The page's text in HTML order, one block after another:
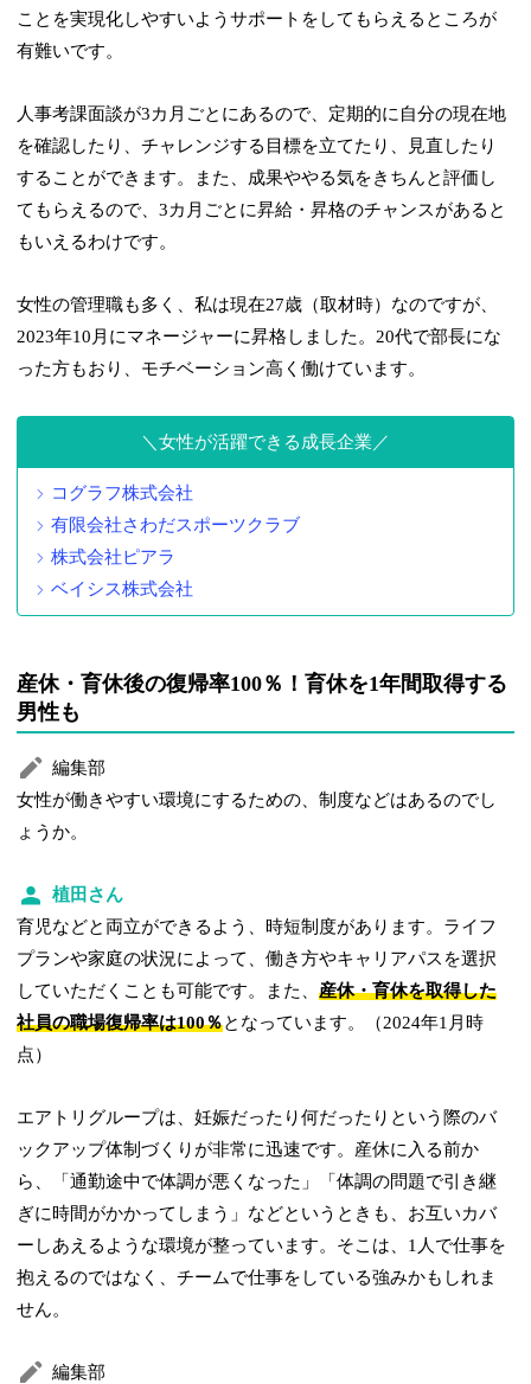
ことを実現化しやすいようサポートをしてもらえるところが
有難いです。
人事考課面談が3カ月ごとにあるので、定期的に自分の現在地
を確認したり、チャレンジする目標を立てたり、見直したり
することができます。また、成果ややる気をきちんと評価し
てもらえるので、3カ月ごとに昇給・昇格のチャンスがあると
もいえるわけです。
女性の管理職も多く、私は現在27歳（取材時）なのですが、
2023年10月にマネージャーに昇格しました。20代で部長にな
った方もおり、モチベーション高く働けています。
女性が活躍できる成長企業
コグラフ株式会社
有限会社さわだスポーツクラブ
株式会社ピアラ
ベイシス株式会社
産休・育休後の復帰率100％！育休を1年間取得する
男性も
編集部
女性が働きやすい環境にするための、制度などはあるのでし
ょうか。
植田さん
育児などと両立ができるよう、時短制度があります。ライフ
プランや家庭の状況によって、働き方やキャリアパスを選択
していただくことも可能です。また、産休・育休を取得した
社員の職場復帰率は100％となっています。（2024年1月時
点）
エアトリグループは、妊娠だったり何だったりという際のバ
ックアップ体制づくりが非常に迅速です。産休に入る前か
ら、「通勤途中で体調が悪くなった」「体調の問題で引き継
ぎに時間がかかってしまう」などというときも、お互いカバ
ーしあえるような環境が整っています。そこは、1人で仕事を
抱えるのではなく、チームで仕事をしている強みかもしれま
せん。
編集部